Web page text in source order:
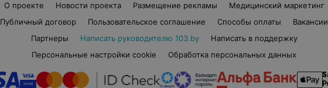
О проекте Новости проекта Размещение рекламы
Медицинский маркетинг
Публичный договор
Пользовательское соглашение Способы оплаты
Вакансии
Партнеры
Написать руководителю 103.by
Написать в поддержку
Персональные настройки cookie
Обработка персональных данных